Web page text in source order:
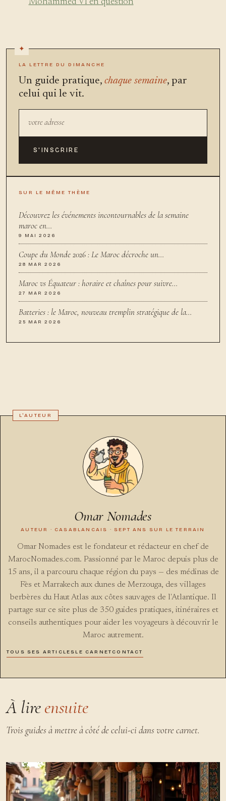
LA LETTRE DU DIMANCHE
Un guide pratique, chaque semaine, par
celui qui le vit.
S'INSCRIRE
SUR LE MÊME THÈME
Découvrez les événements incontournables de la semaine
maroc en…
9 MAI 2026
Coupe du Monde 2026 : Le Maroc décroche un…
28 MAR 2026
Maroc vs Équateur : horaire et chaînes pour suivre…
27 MAR 2026
Batteries : le Maroc, nouveau tremplin stratégique de la…
25 MAR 2026
Omar Nomades
AUTEUR · CASABLANCAIS · SEPT ANS SUR LE TERRAIN
Omar Nomades est le fondateur et rédacteur en chef de
MarocNomades.com. Passionné par le Maroc depuis plus de
15 ans, il a parcouru chaque région du pays — des médinas de
Fès et Marrakech aux dunes de Merzouga, des villages
berbères du Haut Atlas aux côtes sauvages de l'Atlantique. Il
partage sur ce site plus de 350 guides pratiques, itinéraires et
conseils authentiques pour aider les voyageurs à découvrir le
Maroc autrement.
TOUS SES ARTICLESLE CARNET CONTACT
À lireensuite
Trois guides à mettre à côté de celui-ci dans votre carnet.